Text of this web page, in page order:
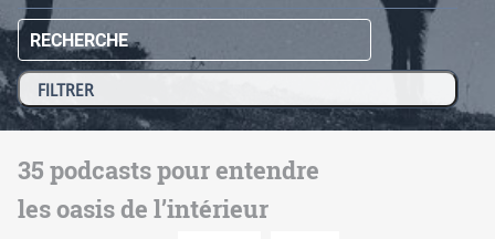
RECHERCHE
35 podcasts pour entendre
les oasis de l’intérieur